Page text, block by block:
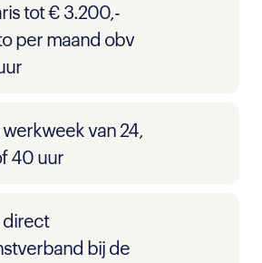
tot € 3.200,-
per maand obv
werkweek van 24,
40 uur
direct
bij de